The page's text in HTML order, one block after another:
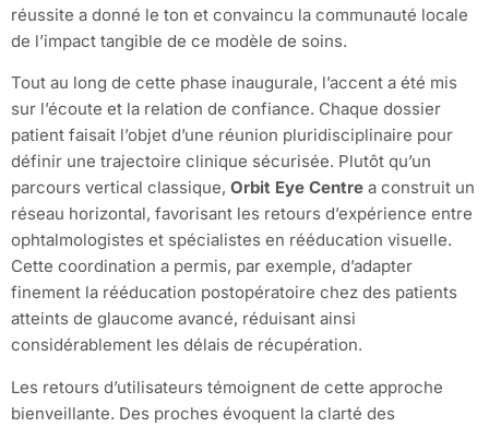
réussite a donné le ton et convaincu la communauté locale
de l’impact tangible de ce modèle de soins.
Tout au long de cette phase inaugurale, l’accent a été mis
sur l’écoute et la relation de confiance. Chaque dossier
patient faisait l’objet d’une réunion pluridisciplinaire pour
définir une trajectoire clinique sécurisée. Plutôt qu’un
parcours vertical classique, Orbit Eye Centre a construit un
réseau horizontal, favorisant les retours d’expérience entre
ophtalmologistes et spécialistes en rééducation visuelle.
Cette coordination a permis, par exemple, d’adapter
finement la rééducation postopératoire chez des patients
atteints de glaucome avancé, réduisant ainsi
considérablement les délais de récupération.
Les retours d’utilisateurs témoignent de cette approche
bienveillante. Des proches évoquent la clarté des